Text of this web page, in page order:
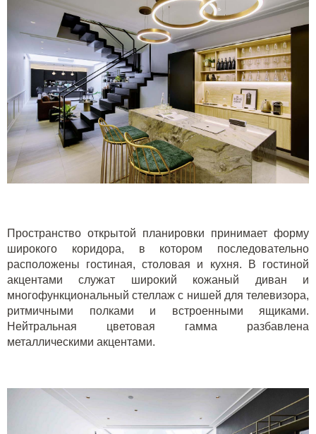
Пространство открытой планировки принимает форму
широкого коридора, в котором последовательно
расположены гостиная, столовая и кухня. В гостиной
акцентами служат широкий кожаный диван и
многофункциональный стеллаж с нишей для телевизора,
ритмичными полками и встроенными ящиками.
Нейтральная цветовая гамма разбавлена
металлическими акцентами.